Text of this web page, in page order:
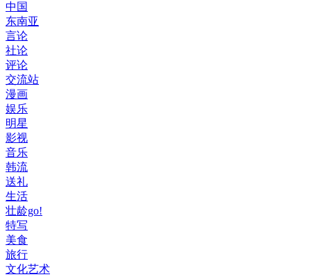
中国
东南亚
言论
社论
评论
交流站
漫画
娱乐
明星
影视
音乐
韩流
送礼
生活
壮龄go!
特写
美食
旅行
文化艺术